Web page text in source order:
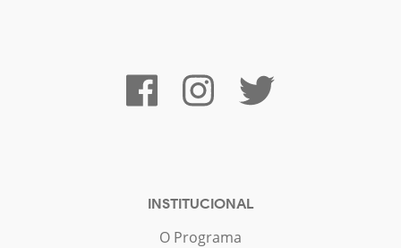
INSTITUCIONAL
O Programa